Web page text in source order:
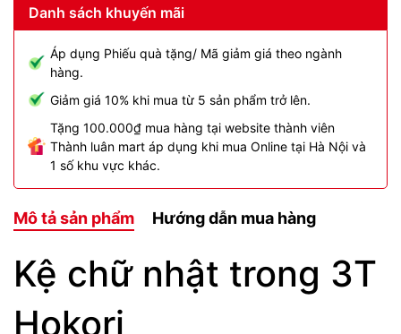
Danh sách khuyến mãi
Áp dụng Phiếu quà tặng/ Mã giảm giá theo ngành
hàng.
Giảm giá 10% khi mua từ 5 sản phẩm trở lên.
Tặng 100.000₫ mua hàng tại website thành viên
Thành luân mart áp dụng khi mua Online tại Hà Nội và
1 số khu vực khác.
Mô tả sản phẩm Hướng dẫn mua hàng
Kệ chữ nhật trong 3T
Hokori